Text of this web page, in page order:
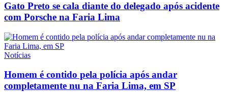
Gato Preto se cala diante do delegado após acidente
com Porsche na Faria Lima
Notícias
Homem é contido pela polícia após andar
completamente nu na Faria Lima, em SP